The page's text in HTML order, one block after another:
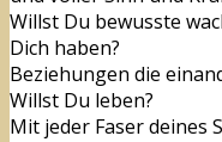
Willst Du bewusste
Dich haben?
Beziehungen die
Willst Du leben?
Mit jeder Faser deines